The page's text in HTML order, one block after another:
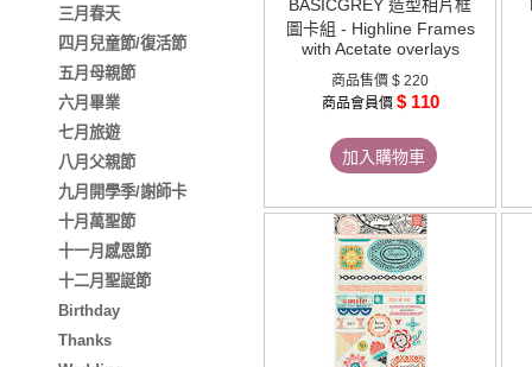
三月春天
四月兒童節/復活節
五月母親節
六月畢業
七月旅遊
八月父親節
九月開學季/謝師卡
十月萬聖節
十一月感恩節
十二月聖誕節
Birthday
Thanks
BASICGREY 造型相片框
圖卡組 - Highline Frames
with Acetate overlays
商品售價 $ 220
商品會員價 $ 110
加入購物車